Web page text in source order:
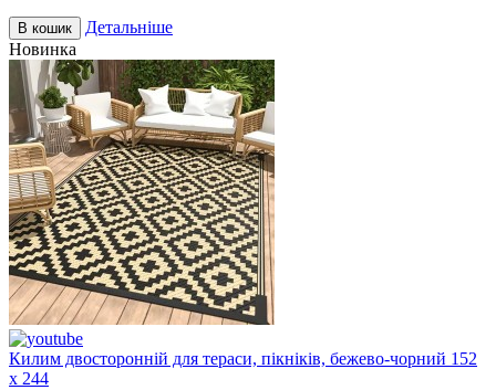
В кошик
Детальніше
Новинка
Килим двосторонній для тераси, пікніків, бежево-чорний 152
х 244